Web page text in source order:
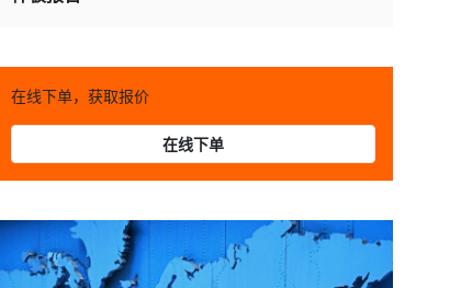
在线下单，获取报价
在线下单